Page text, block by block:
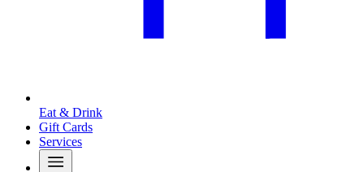
Eat & Drink
Gift Cards
Services